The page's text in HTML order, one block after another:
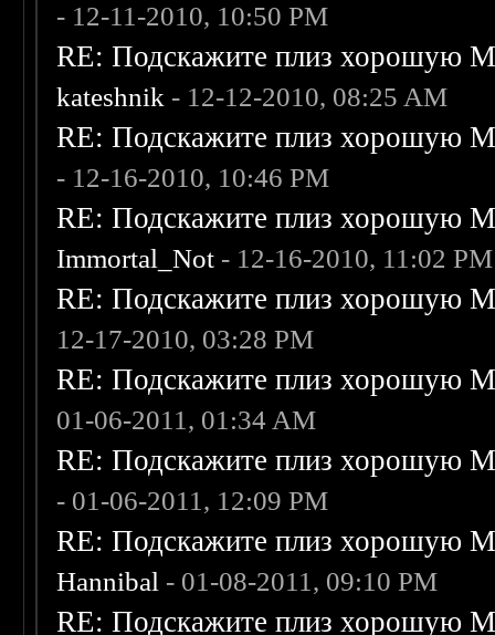
- 12-11-2010, 10:50 PM
RE: Подскажите плиз хорошую
kateshnik - 12-12-2010, 08:25 AM
RE: Подскажите плиз хорошую
- 12-16-2010, 10:46 PM
RE: Подскажите плиз хорошую
Immortal_Not - 12-16-2010, 11:02 PM
RE: Подскажите плиз хорошую
12-17-2010, 03:28 PM
RE: Подскажите плиз хорошую
01-06-2011, 01:34 AM
RE: Подскажите плиз хорошую
- 01-06-2011, 12:09 PM
RE: Подскажите плиз хорошую
Hannibal - 01-08-2011, 09:10 PM
RE: Подскажите плиз хорошую